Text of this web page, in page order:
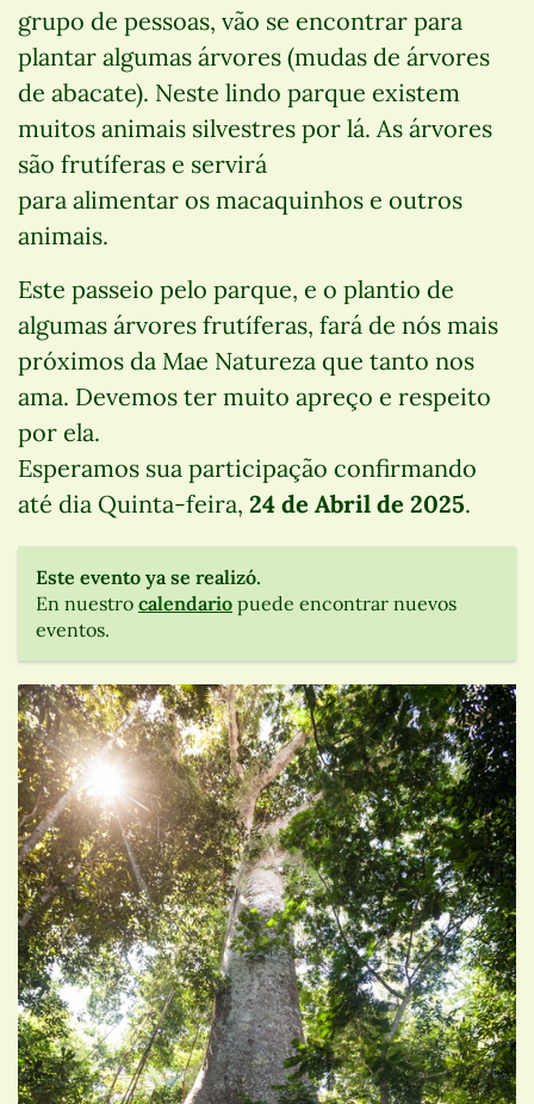
grupo de pessoas, vão se encontrar para
plantar algumas árvores (mudas de árvores
de abacate). Neste lindo parque existem
muitos animais silvestres por lá. As árvores
são frutíferas e servirá
para alimentar os macaquinhos e outros
animais.
Este passeio pelo parque, e o plantio de
algumas árvores frutíferas, fará de nós mais
próximos da Mae Natureza que tanto nos
ama. Devemos ter muito apreço e respeito
por ela.
Esperamos sua participação confirmando
até dia Quinta-feira, 24 de Abril de 2025.
Este evento ya se realizó.
En nuestro calendario puede encontrar nuevos
eventos.